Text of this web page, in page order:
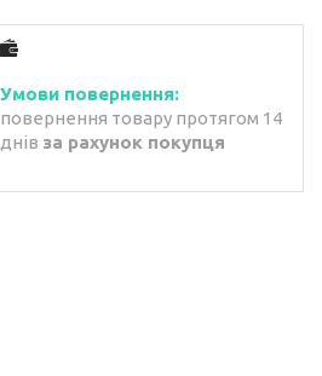
повернення товару протягом 14
днів за рахунок покупця